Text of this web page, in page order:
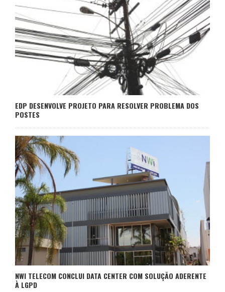
EDP DESENVOLVE PROJETO PARA RESOLVER PROBLEMA DOS
POSTES
NWI TELECOM CONCLUI DATA CENTER COM SOLUÇÃO ADERENTE
À LGPD